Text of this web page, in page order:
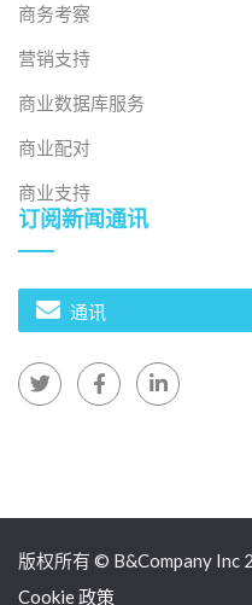
商务考察
营销支持
商业数据库服务
商业配对
商业支持
订阅新闻通讯
通讯
版权所有 © B&Company Inc
Cookie 政策